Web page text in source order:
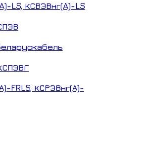
LS, КСВЭВнг(A)-LS
FRLS, КСРЭВнг(А)-